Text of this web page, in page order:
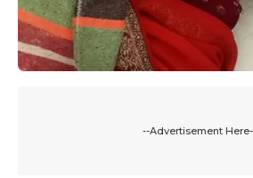
--Advertisement